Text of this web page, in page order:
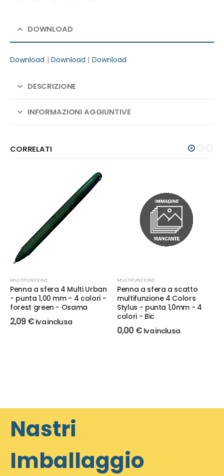
DOWNLOAD
Download | Download | Download
DESCRIZIONE
INFORMAZIONI AGGIUNTIVE
CORRELATI
MULTIFUNZIONE
Penna a sfera 4 Multi Urban
- punta 1,00 mm - 4 colori -
forest green - Osama
2,09€ Iva inclusa
MULTIFUNZIONE
Penna a sfera a scatto
multifunzione 4 Colors
Stylus - punta 1,0mm - 4
colori - Bic
0,00 € Iva inclusa
Nastri
Imballaggio